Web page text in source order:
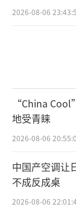
2026-08-06
“China
地受青睐
2026-08-06
中国产空调
不成反成桌
2026-08-06